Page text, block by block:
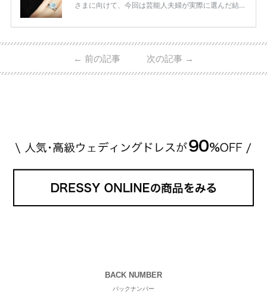
さまに向けて、今回は芸能人夫婦が実際に選んだ結婚
ーウィンストンやカルティエ、ティファニーなど世界
日本で人気のブランドまで幅広くご紹介。 さらに、
・愛用している芸能人夫婦 ・リングの特徴や魅力 ・
← 前の記事 次の記事 →
BACK NUMBER
バックナンバー